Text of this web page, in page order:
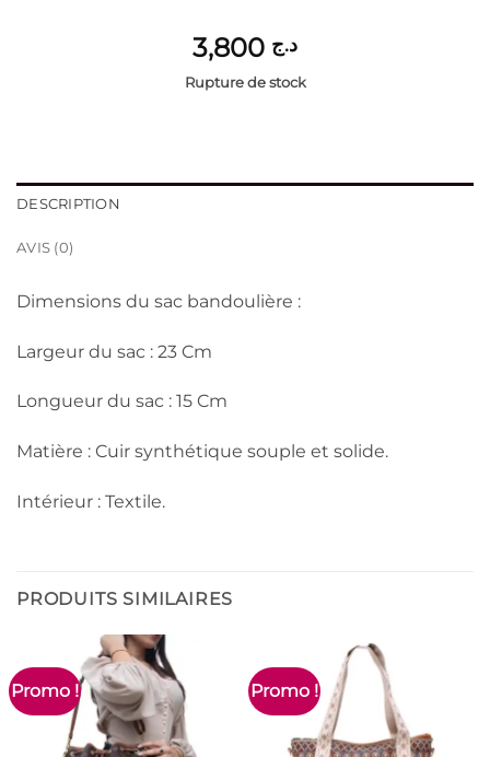
د.ج
Rupture de stock
DESCRIPTION
AVIS (0)
Dimensions du sac bandoulière :
Largeur du sac : 23 Cm
Longueur du sac : 15 Cm
Matière : Cuir synthétique souple et solide.
Intérieur : Textile.
PRODUITS SIMILAIRES
Promo ! Promo !